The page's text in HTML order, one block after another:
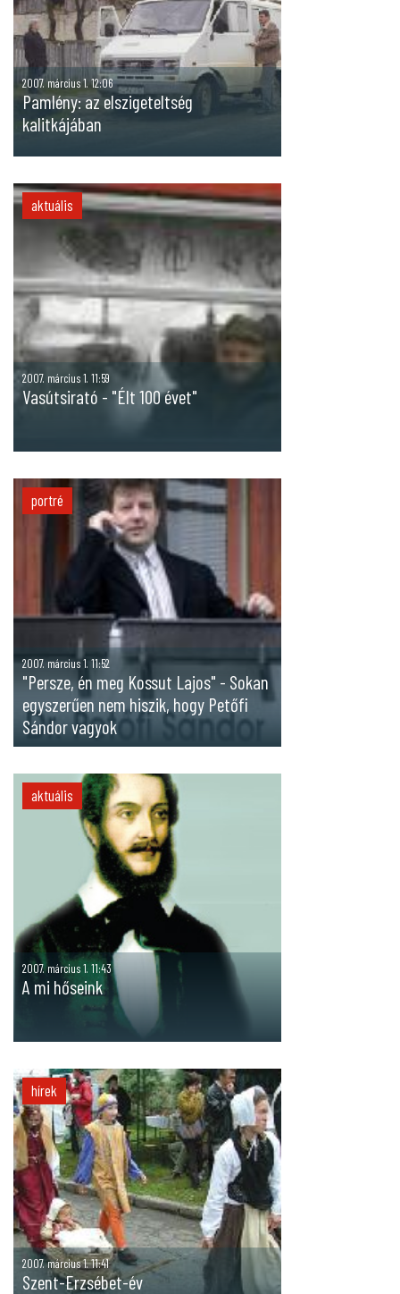
2007. március 1. 12:06
Pamlény: az elszigeteltség
kalitkájában
aktuális
2007. március 1. 11:59
Vasútsirató - "Élt 100 évet"
portré
2007. március 1. 11:52
"Persze, én meg Kossut Lajos" - Sokan
egyszerűen nem hiszik, hogy Petőfi
Sándor vagyok
aktuális
2007. március 1. 11:43
A mi hőseink
hírek
2007. március 1. 11:41
Szent-Erzsébet-év